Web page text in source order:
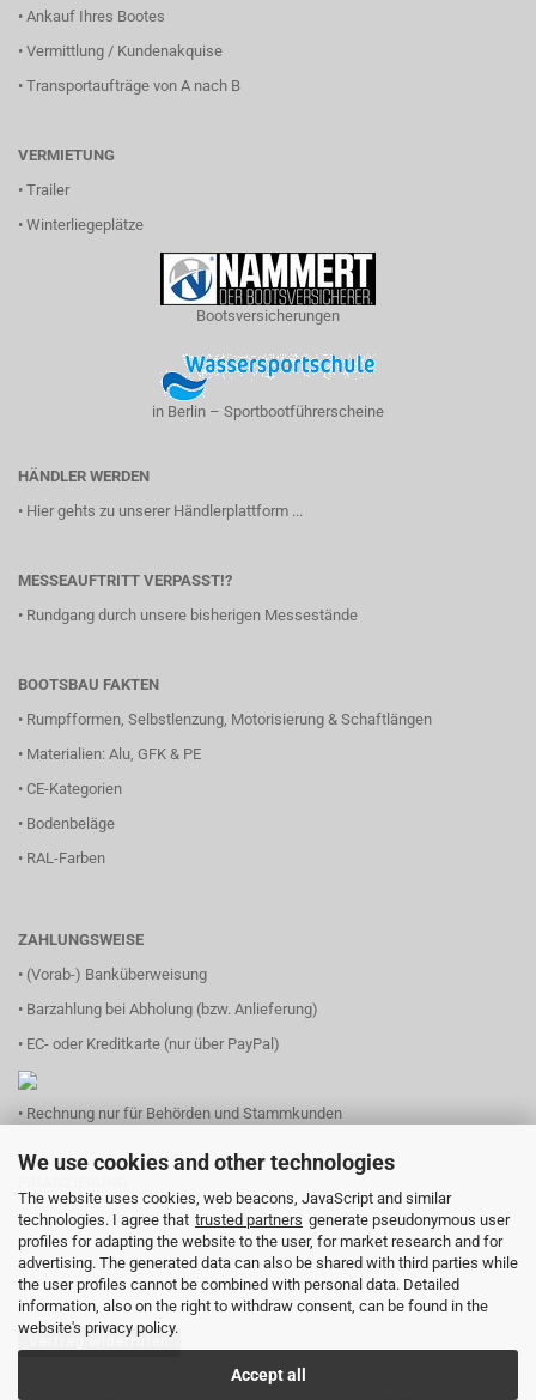
We use cookies and other technologies
The website uses cookies, web beacons, JavaScript and similar
technologies. I agree that trusted partners generate pseudonymous user
profiles for adapting the website to the user, for market research and for
advertising. The generated data can also be shared with third parties while
the user profiles cannot be combined with personal data. Detailed
information, also on the right to withdraw consent, can be found in the
website's privacy policy.
Accept all
• Ankauf Ihres Bootes
• Vermittlung / Kundenakquise
• Transportaufträge von A nach B
VERMIETUNG
• Trailer
• Winterliegeplätze
Bootsversicherungen
in Berlin – Sportbootführerscheine
HÄNDLER WERDEN
• Hier gehts zu unserer Händlerplattform ...
MESSEAUFTRITT VERPASST!?
• Rundgang durch unsere bisherigen Messestände
BOOTSBAU FAKTEN
• Rumpfformen, Selbstlenzung, Motorisierung & Schaftlängen
• Materialien: Alu, GFK & PE
• CE-Kategorien
• Bodenbeläge
• RAL-Farben
ZAHLUNGSWEISE
• (Vorab-) Banküberweisung
• Barzahlung bei Abholung (bzw. Anlieferung)
• EC- oder Kreditkarte (nur über PayPal)
• Rechnung nur für Behörden und Stammkunden
(einfach Logo anklicken und Ihren Finanzierungsbedarf eingeben)
Vertrag widerrufen